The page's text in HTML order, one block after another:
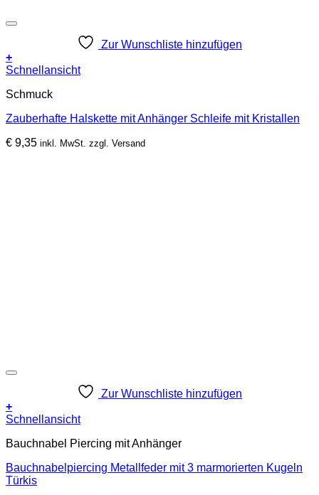
Zur Wunschliste hinzufügen
+
Schnellansicht
Schmuck
Zauberhafte Halskette mit Anhänger Schleife mit Kristallen
€ 9,35 inkl. MwSt. zzgl. Versand
Zur Wunschliste hinzufügen
+
Schnellansicht
Bauchnabel Piercing mit Anhänger
Bauchnabelpiercing Metallfeder mit 3 marmorierten Kugeln
Türkis